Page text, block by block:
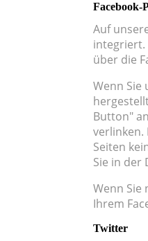
Facebook-
Auf
integriert.
über die
Wenn Sie
Button"
verlinken.
Seiten
Sie in der
Wenn Sie
Ihrem
Twitter